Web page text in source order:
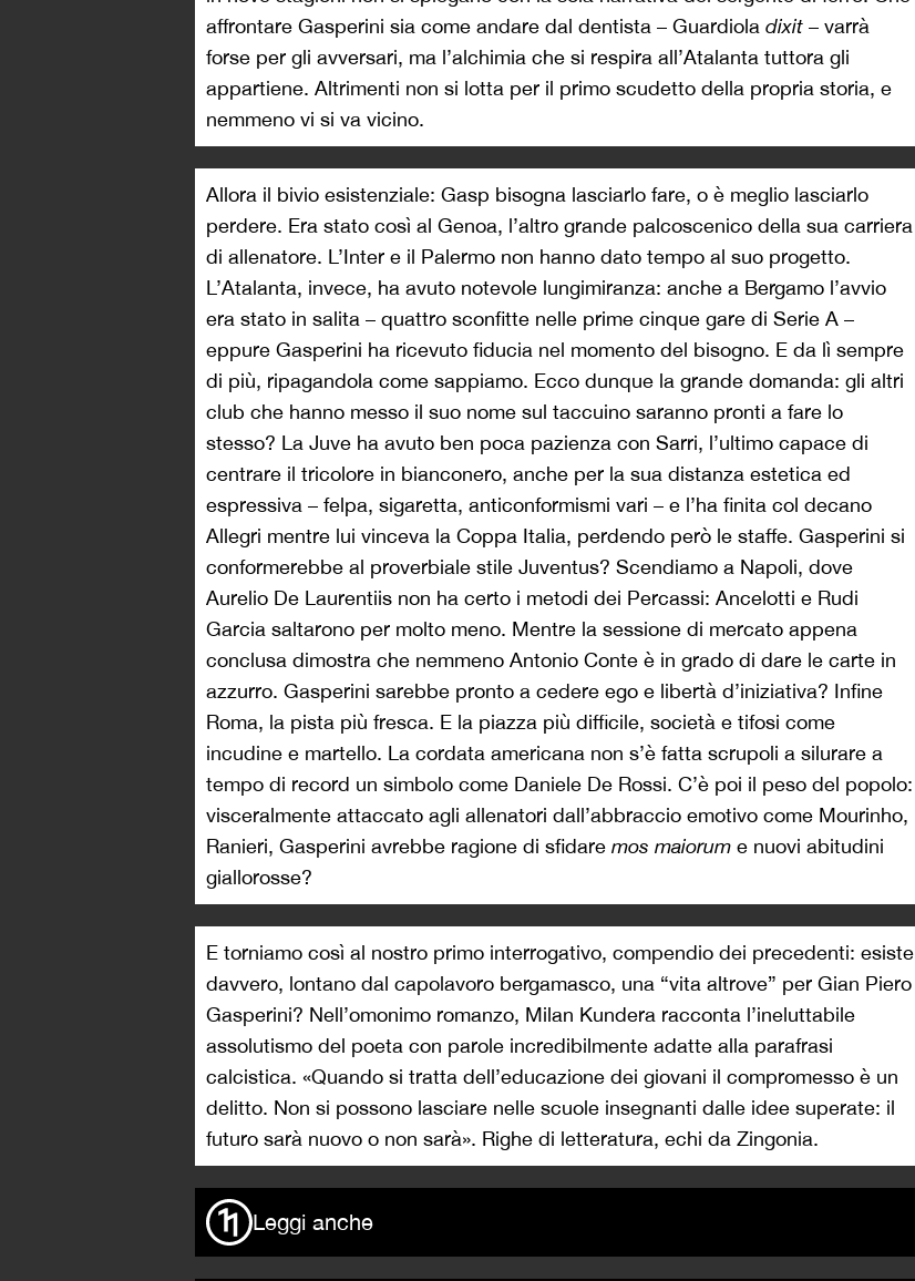
affrontare Gasperini sia come andare dal dentista – Guardiola dixit – varrà
forse per gli avversari, ma l’alchimia che si respira all’Atalanta tuttora gli
appartiene. Altrimenti non si lotta per il primo scudetto della propria storia, e
nemmeno vi si va vicino.
Allora il bivio esistenziale: Gasp bisogna lasciarlo fare, o è meglio lasciarlo
perdere. Era stato così al Genoa, l’altro grande palcoscenico della sua carriera
di allenatore. L’Inter e il Palermo non hanno dato tempo al suo progetto.
L’Atalanta, invece, ha avuto notevole lungimiranza: anche a Bergamo l’avvio
era stato in salita – quattro sconfitte nelle prime cinque gare di Serie A –
eppure Gasperini ha ricevuto fiducia nel momento del bisogno. E da lì sempre
di più, ripagandola come sappiamo. Ecco dunque la grande domanda: gli altri
club che hanno messo il suo nome sul taccuino saranno pronti a fare lo
stesso? La Juve ha avuto ben poca pazienza con Sarri, l’ultimo capace di
centrare il tricolore in bianconero, anche per la sua distanza estetica ed
espressiva – felpa, sigaretta, anticonformismi vari – e l’ha finita col decano
Allegri mentre lui vinceva la Coppa Italia, perdendo però le staffe. Gasperini si
conformerebbe al proverbiale stile Juventus? Scendiamo a Napoli, dove
Aurelio De Laurentiis non ha certo i metodi dei Percassi: Ancelotti e Rudi
Garcia saltarono per molto meno. Mentre la sessione di mercato appena
conclusa dimostra che nemmeno Antonio Conte è in grado di dare le carte in
azzurro. Gasperini sarebbe pronto a cedere ego e libertà d’iniziativa? Infine
Roma, la pista più fresca. E la piazza più difficile, società e tifosi come
incudine e martello. La cordata americana non s’è fatta scrupoli a silurare a
tempo di record un simbolo come Daniele De Rossi. C’è poi il peso del popolo:
visceralmente attaccato agli allenatori dall’abbraccio emotivo come Mourinho,
Ranieri, Gasperini avrebbe ragione di sfidare mos maiorum e nuovi abitudini
giallorosse?
E torniamo così al nostro primo interrogativo, compendio dei precedenti: esiste
davvero, lontano dal capolavoro bergamasco, una “vita altrove” per Gian Piero
Gasperini? Nell’omonimo romanzo, Milan Kundera racconta l’ineluttabile
assolutismo del poeta con parole incredibilmente adatte alla parafrasi
calcistica. «Quando si tratta dell’educazione dei giovani il compromesso è un
delitto. Non si possono lasciare nelle scuole insegnanti dalle idee superate: il
futuro sarà nuovo o non sarà». Righe di letteratura, echi da Zingonia.
Leggi anche